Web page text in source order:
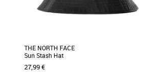
THE NORTH FACE
Sun Stash Hat
27,99 €